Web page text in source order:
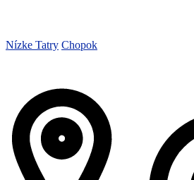
Nízke Tatry Chopok